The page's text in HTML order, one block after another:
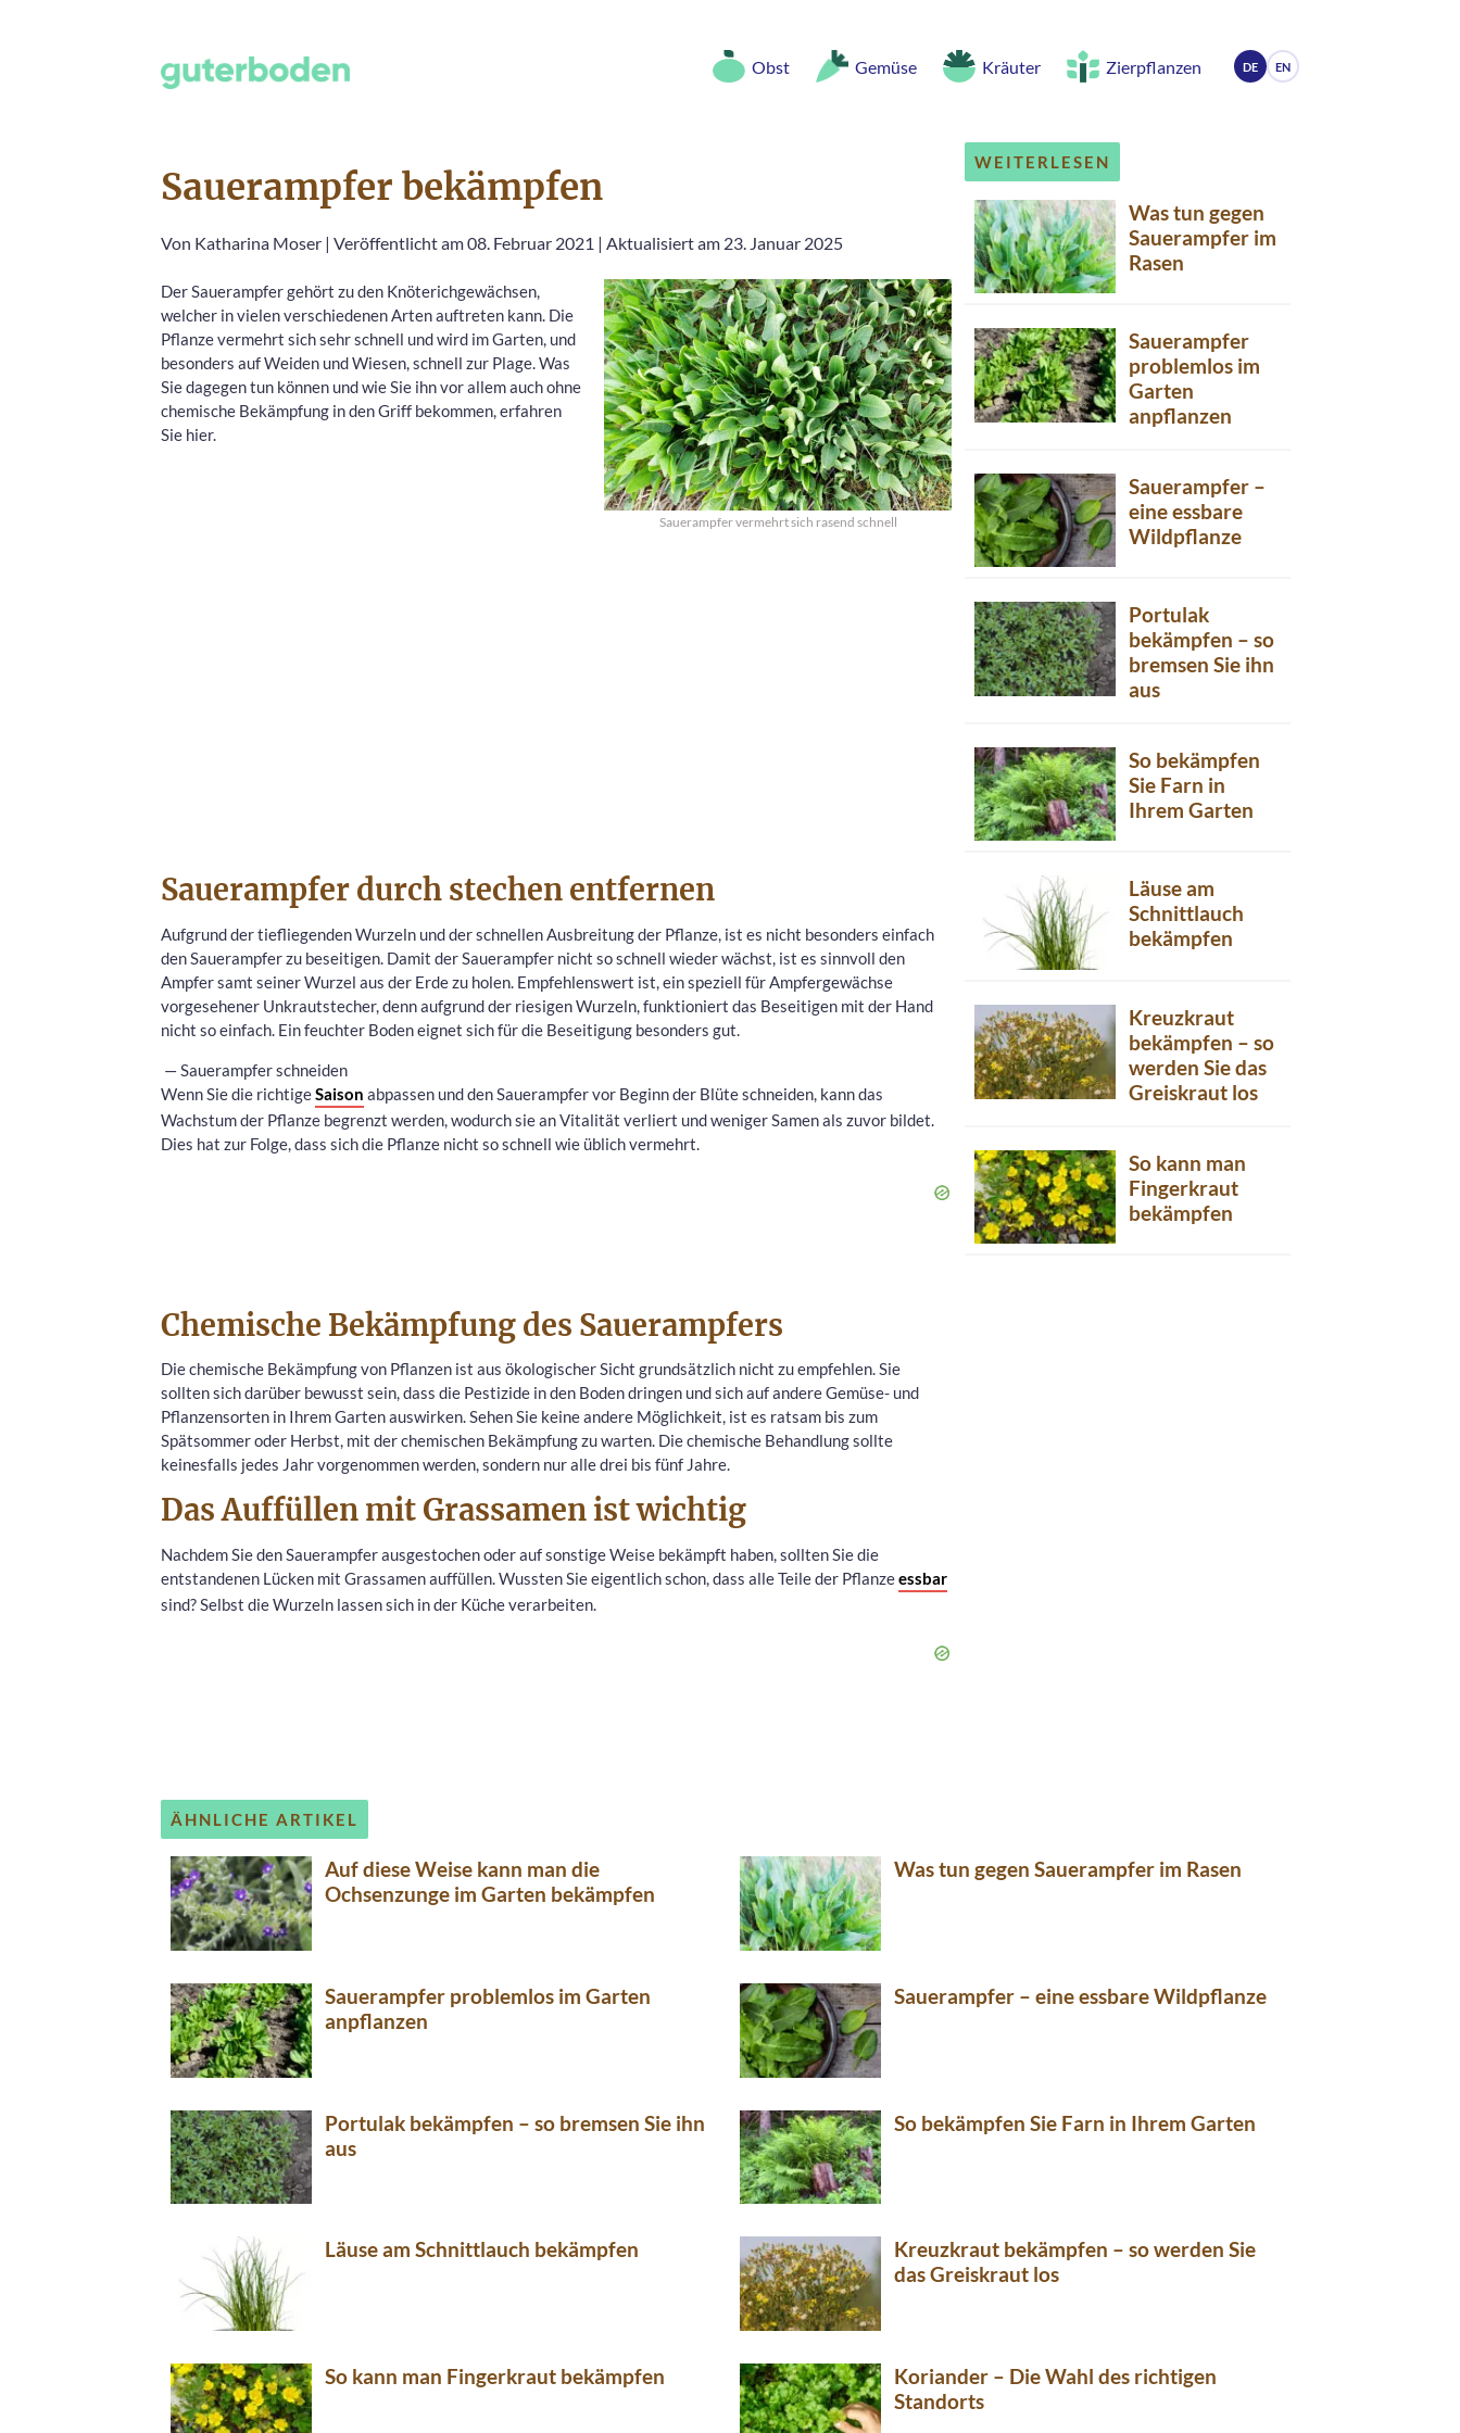
Obst Gemüse Kräuter Zierpflanzen DE EN
Sauerampfer bekämpfen
Von Katharina Moser | Veröffentlicht am 08. Februar 2021 | Aktualisiert am 23. Januar 2025
Sauerampfer vermehrt sich rasend schnell
Der Sauerampfer gehört zu den Knöterichgewächsen,
welcher in vielen verschiedenen Arten auftreten kann. Die
Pflanze vermehrt sich sehr schnell und wird im Garten, und
besonders auf Weiden und Wiesen, schnell zur Plage. Was
Sie dagegen tun können und wie Sie ihn vor allem auch ohne
chemische Bekämpfung in den Griff bekommen, erfahren
Sie hier.
Sauerampfer durch stechen entfernen
Aufgrund der tiefliegenden Wurzeln und der schnellen Ausbreitung der Pflanze, ist es nicht besonders einfach
den Sauerampfer zu beseitigen. Damit der Sauerampfer nicht so schnell wieder wächst, ist es sinnvoll den
Ampfer samt seiner Wurzel aus der Erde zu holen. Empfehlenswert ist, ein speziell für Ampfergewächse
vorgesehener Unkrautstecher, denn aufgrund der riesigen Wurzeln, funktioniert das Beseitigen mit der Hand
nicht so einfach. Ein feuchter Boden eignet sich für die Beseitigung besonders gut.
​ — Sauerampfer schneiden
Wenn Sie die richtigeSaison abpassen und den Sauerampfer vor Beginn der Blüte schneiden, kann das
Wachstum der Pflanze begrenzt werden, wodurch sie an Vitalität verliert und weniger Samen als zuvor bildet.
Dies hat zur Folge, dass sich die Pflanze nicht so schnell wie üblich vermehrt.
Chemische Bekämpfung des Sauerampfers
Die chemische Bekämpfung von Pflanzen ist aus ökologischer Sicht grundsätzlich nicht zu empfehlen. Sie
sollten sich darüber bewusst sein, dass die Pestizide in den Boden dringen und sich auf andere Gemüse- und
Pflanzensorten in Ihrem Garten auswirken. Sehen Sie keine andere Möglichkeit, ist es ratsam bis zum
Spätsommer oder Herbst, mit der chemischen Bekämpfung zu warten. Die chemische Behandlung sollte
keinesfalls jedes Jahr vorgenommen werden, sondern nur alle drei bis fünf Jahre.
Das Auffüllen mit Grassamen ist wichtig
Nachdem Sie den Sauerampfer ausgestochen oder auf sonstige Weise bekämpft haben, sollten Sie die
entstandenen Lücken mit Grassamen auffüllen. Wussten Sie eigentlich schon, dass alle Teile der Pflanzeessbar
sind? Selbst die Wurzeln lassen sich in der Küche verarbeiten.
WEITERLESEN
Was tun gegen
Sauerampfer im
Rasen
Sauerampfer
problemlos im
Garten
anpflanzen
Sauerampfer –
eine essbare
Wildpflanze
Portulak
bekämpfen – so
bremsen Sie ihn
aus
So bekämpfen
Sie Farn in
Ihrem Garten
Läuse am
Schnittlauch
bekämpfen
Kreuzkraut
bekämpfen – so
werden Sie das
Greiskraut los
So kann man
Fingerkraut
bekämpfen
ÄHNLICHE ARTIKEL
Auf diese Weise kann man die
Ochsenzunge im Garten bekämpfen
Was tun gegen Sauerampfer im Rasen
Sauerampfer problemlos im Garten
anpflanzen
Sauerampfer – eine essbare Wildpflanze
Portulak bekämpfen – so bremsen Sie ihn
aus
So bekämpfen Sie Farn in Ihrem Garten
Läuse am Schnittlauch bekämpfen
Kreuzkraut bekämpfen – so werden Sie
das Greiskraut los
So kann man Fingerkraut bekämpfen
Koriander – Die Wahl des richtigen
Standorts